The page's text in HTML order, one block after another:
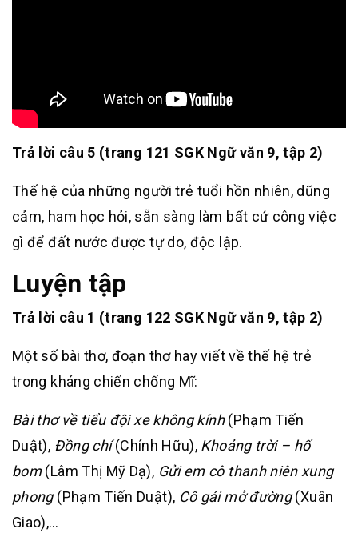
Trả lời câu 5 (trang 121 SGK Ngữ văn 9, tập 2)
Thế hệ của những người trẻ tuổi hồn nhiên, dũng
cảm, ham học hỏi, sẵn sàng làm bất cứ công việc
gì để đất nước được tự do, độc lập.
Luyện tập
Trả lời câu 1 (trang 122 SGK Ngữ văn 9, tập 2)
Một số bài thơ, đoạn thơ hay viết về thế hệ trẻ
trong kháng chiến chống Mĩ:
Bài thơ về tiểu đội xe không kính(Phạm Tiến
Duật), Đồng chí(Chính Hữu), Khoảng trời – hố
bom(Lâm Thị Mỹ Dạ), Gửi em cô thanh niên xung
phong(Phạm Tiến Duật), Cô gái mở đường(Xuân
Giao),…